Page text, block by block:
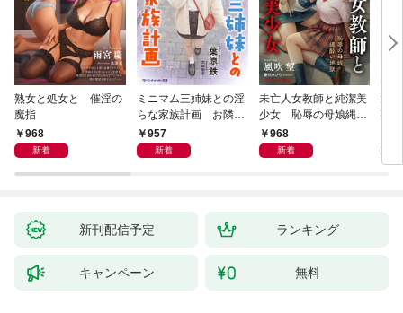
熟女と処女と 催淫の
魔指
968
新着
ミニマム三姉妹との淫
らな家族計画 お隣さ
んは孕ませハーレム
957
新着
未亡人女教師と純潔美
少女 恥辱の母娘縄酔
い地獄
968
新着
童
熟
新刊配信予定 ランキング
キャンペーン 無料